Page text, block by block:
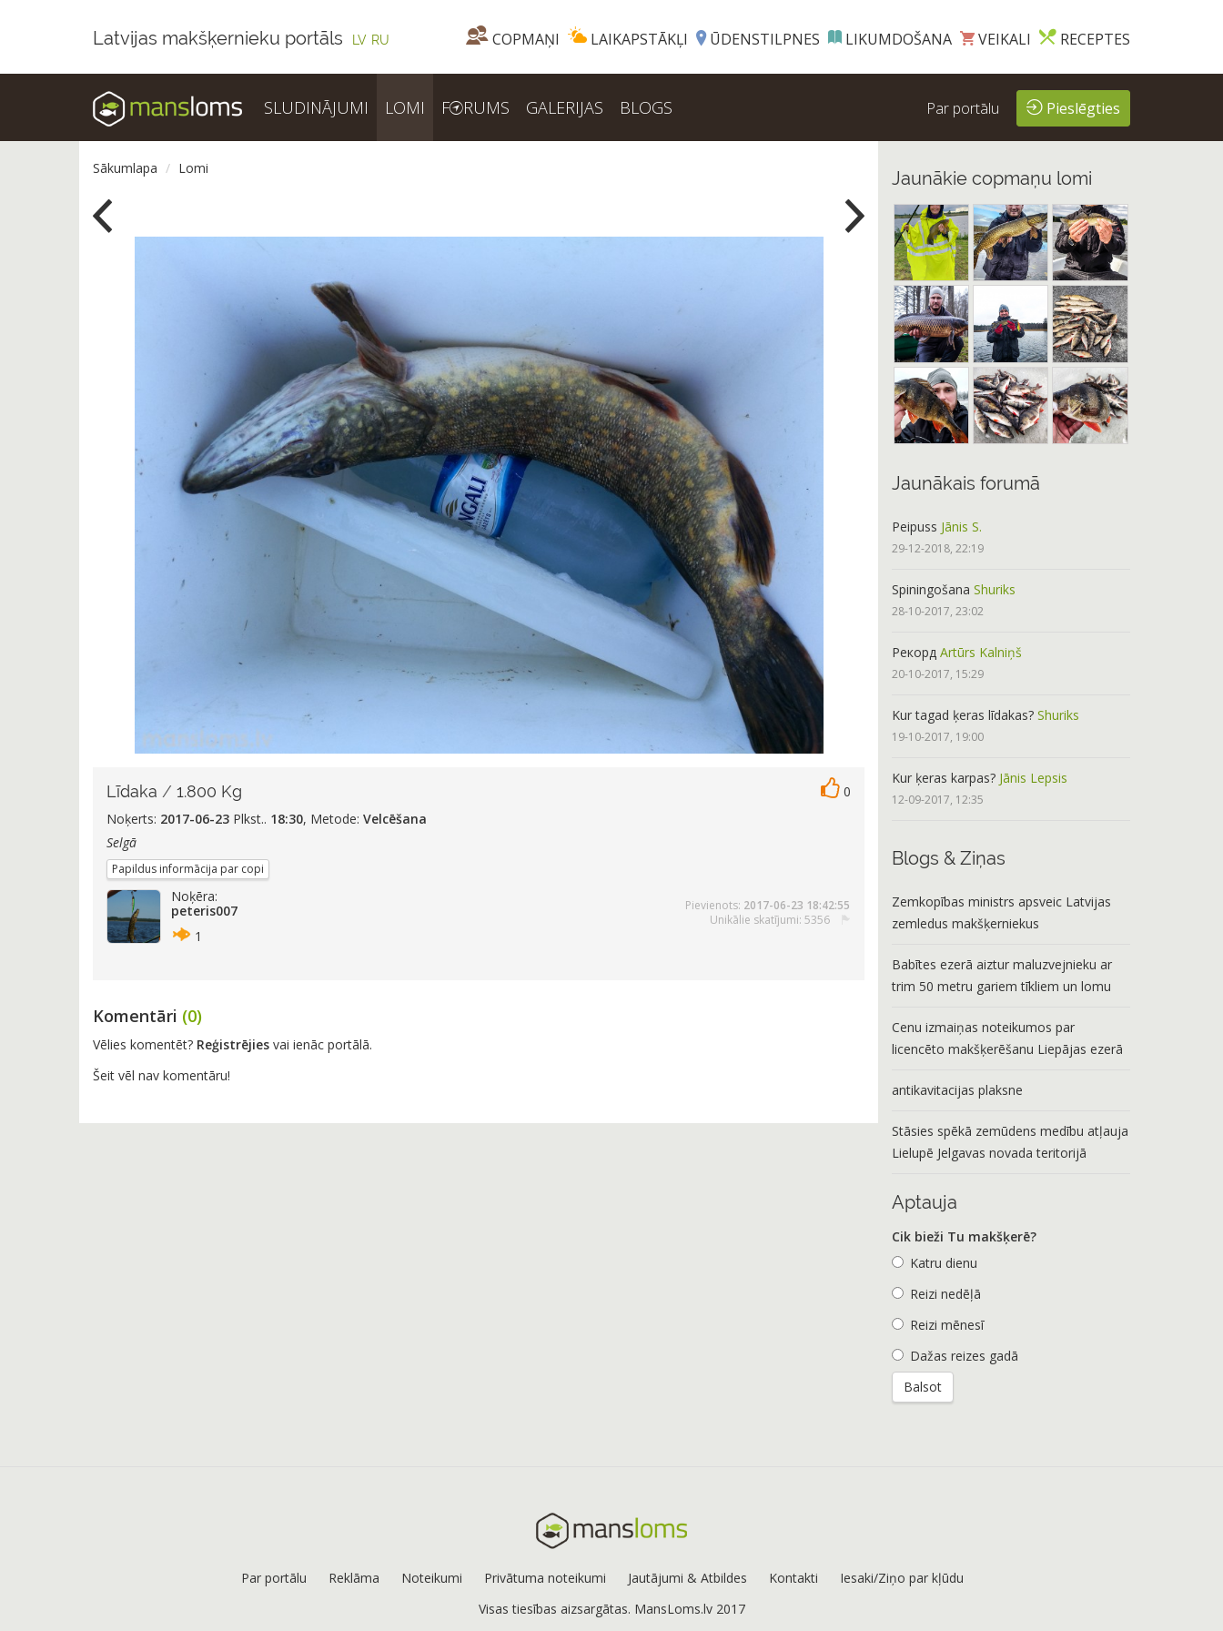
Latvijas makšķernieku portāls LV RU COPMAŅI LAIKAPSTĀKĻI ŪDENSTILPNES LIKUMDOŠANA VEIKALI RECEPTES
SLUDINĀJUMI LOMI F RUMS GALERIJAS BLOGS Par portālu Pieslēgties
Sākumlapa Lomi
Līdaka / 1.800 Kg
0
Noķerts: 2017-06-23 Plkst.. 18:30, Metode: Velcēšana
Selgā
Papildus informācija par copi
Noķēra:
peteris007
1
Pievienots: 2017-06-23 18:42:55
Unikālie skatījumi: 5356
Komentāri (0)
Vēlies komentēt? Reģistrējies vai ienāc portālā.
Šeit vēl nav komentāru!
Jaunākie copmaņu lomi
Jaunākais forumā
Peipuss Jānis S.
29-12-2018, 22:19
Spiningošana Shuriks
28-10-2017, 23:02
Рекорд Artūrs Kalniņš
20-10-2017, 15:29
Kur tagad ķeras līdakas? Shuriks
19-10-2017, 19:00
Kur ķeras karpas? Jānis Lepsis
12-09-2017, 12:35
Blogs & Ziņas
Zemkopības ministrs apsveic Latvijas
zemledus makšķerniekus
Babītes ezerā aiztur maluzvejnieku ar
trim 50 metru gariem tīkliem un lomu
Cenu izmaiņas noteikumos par
licencēto makšķerēšanu Liepājas ezerā
antikavitacijas plaksne
Stāsies spēkā zemūdens medību atļauja
Lielupē Jelgavas novada teritorijā
Aptauja
Cik bieži Tu makšķerē?
Katru dienu
Reizi nedēļā
Reizi mēnesī
Dažas reizes gadā
Par portālu Reklāma Noteikumi Privātuma noteikumi Jautājumi & Atbildes Kontakti
Iesaki/Ziņo par kļūdu
Visas tiesības aizsargātas. MansLoms.lv 2017